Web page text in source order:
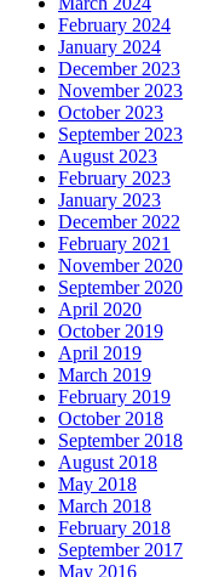
February 2024
January 2024
December 2023
November 2023
October 2023
September 2023
August 2023
February 2023
January 2023
December 2022
February 2021
November 2020
September 2020
April 2020
October 2019
April 2019
March 2019
February 2019
October 2018
September 2018
August 2018
May 2018
March 2018
February 2018
September 2017
May 2016